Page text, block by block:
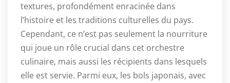
textures, profondément enracinée dans
l’histoire et les traditions culturelles du pays.
Cependant, ce n’est pas seulement la nourriture
qui joue un rôle crucial dans cet orchestre
culinaire, mais aussi les récipients dans lesquels
elle est servie. Parmi eux, les bols japonais, avec